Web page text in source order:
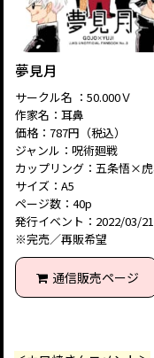
夢見月
サークル名 ：50.000Ｖ
作家名：耳鼻
価格：787円（税込）
ジャンル：呪術廻戦
カップリング：五条悟×
サイズ：A5
ページ数：40p
発行イベント：2022/03/
※完売／再販希望
通信販売ページ